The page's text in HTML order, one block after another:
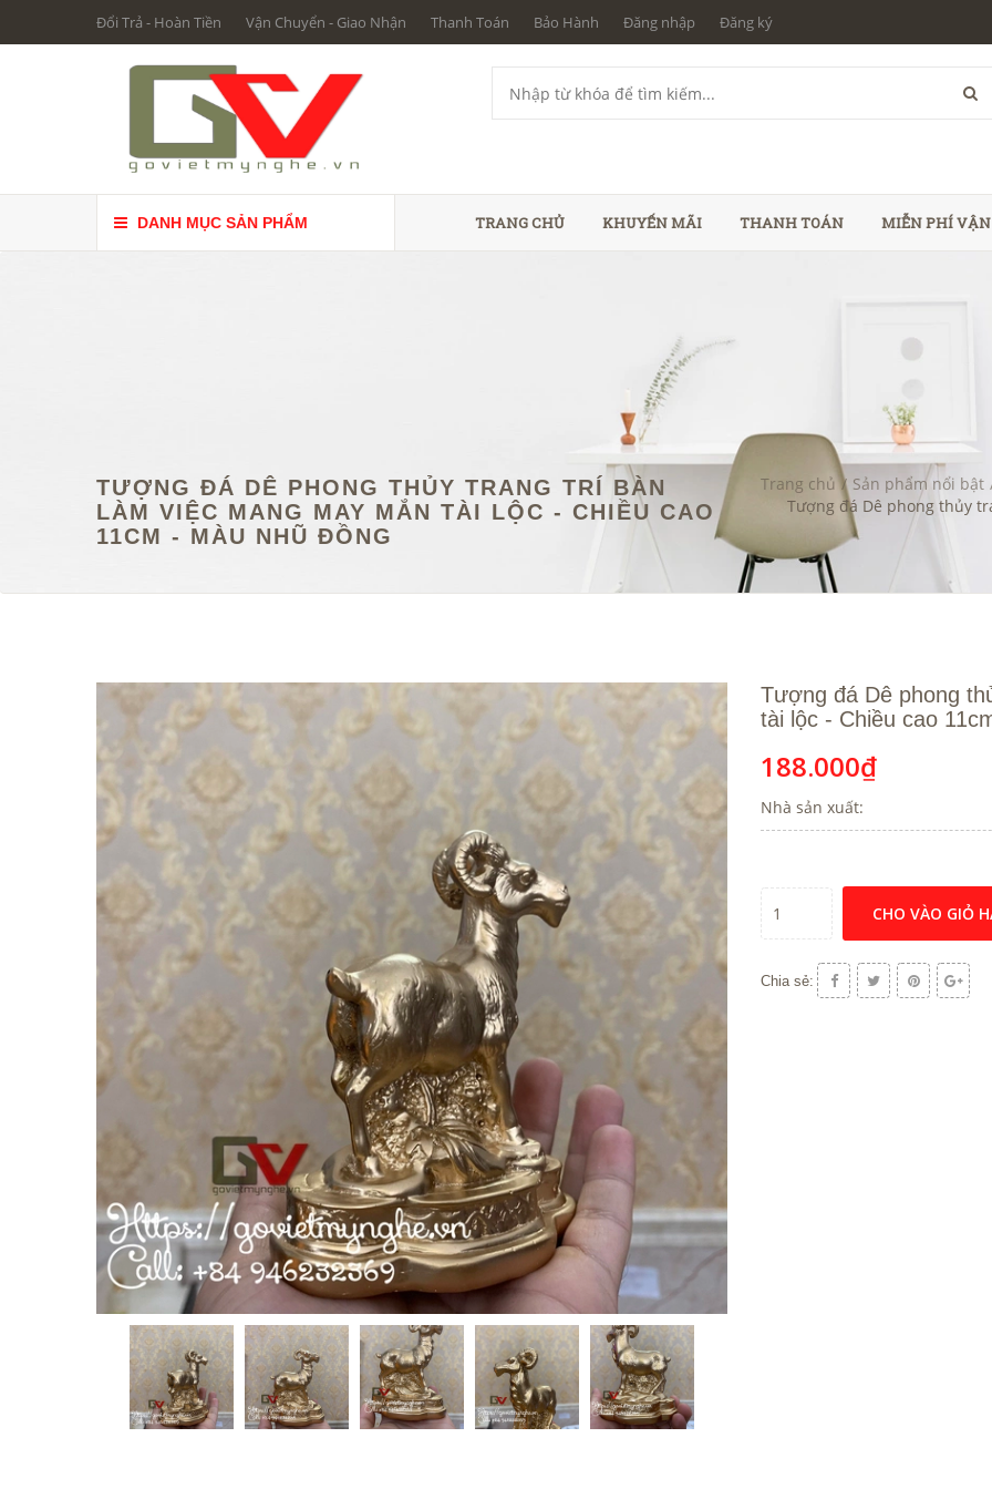
Đổi Trả - Hoàn Tiền Vận Chuyển - Giao Nhận Thanh Toán Bảo Hành Đăng nhập Đăng ký
DANH MỤC SẢN PHẨM TRANG CHỦ KHUYẾN MÃI THANH TOÁN MIỄN PHÍ
TƯỢNG ĐÁ DÊ PHONG THỦY TRANG TRÍ BÀN
LÀM VIỆC MANG MAY MẮN TÀI LỘC - CHIỀU CAO
11CM - MÀU NHŨ ĐỒNG
Trang chủ / Sản phẩm nổi bật
Tượng đá Dê phong thủy
Tượng đá Dê phong
tài lộc - Chiều cao
188.000₫
Nhà sản xuất:
CHO VÀO GIỎ
Chia sẻ: